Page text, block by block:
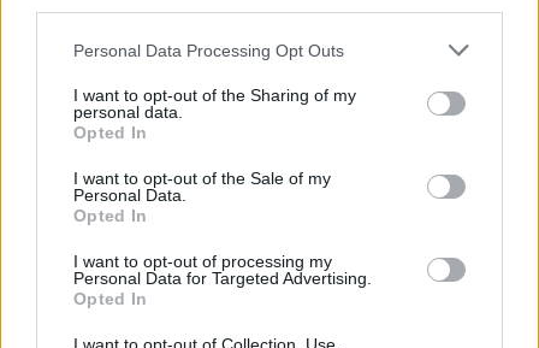
Please note that this website/app uses one or more Google
not limited to your visit or usage behaviour. You may click to
grant or deny consent to Google and its third-party tags to
use your data for below specified purposes in below Google
consent section.
Personal Data Processing Opt Outs
I want to opt-out of the Sharing of my
personal data.
Opted In
I want to opt-out of the Sale of my
Personal Data.
Opted In
I want to opt-out of processing my
Personal Data for Targeted Advertising.
Opted In
bancaria, prese la decisione di cambiare
Vecchio: oggi cura analisi di mercati e
colonne su risparmio e investimenti. In
redazione propone linee editoriali attente alla
trasparenza e conserva l'agenda del primo